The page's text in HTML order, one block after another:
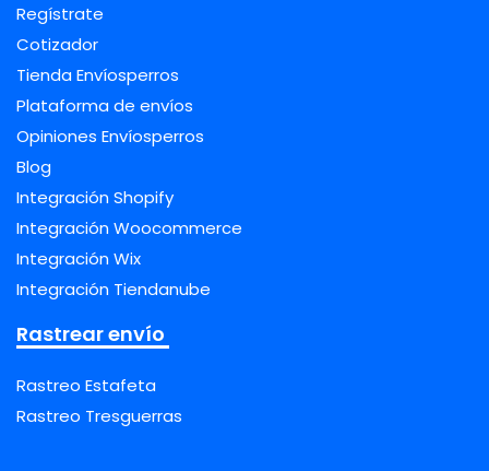
Regístrate
Cotizador
Tienda Envíosperros
Plataforma de envíos
Opiniones Envíosperros
Blog
Integración Shopify
Integración Woocommerce
Integración Wix
Integración Tiendanube
Rastrear envío
Rastreo Estafeta
Rastreo Tresguerras